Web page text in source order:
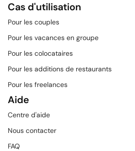
Cas d'utilisation
Pour les couples
Pour les vacances en groupe
Pour les colocataires
Pour les additions de restaurants
Pour les freelances
Aide
Centre d'aide
Nous contacter
FAQ